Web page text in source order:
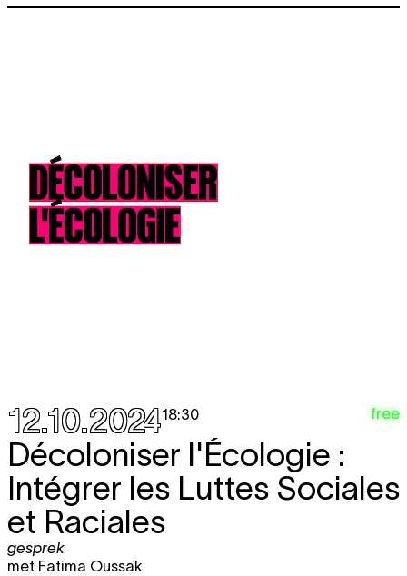
12.10.202418:30 free
Décoloniser l'Écologie :
Intégrer les Luttes Sociales
et Raciales
gesprek
met Fatima Oussak